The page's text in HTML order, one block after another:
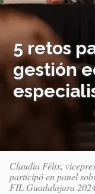
5 retos
gestión
Claudia Félix,
participó en panel
FIL Guadalajara